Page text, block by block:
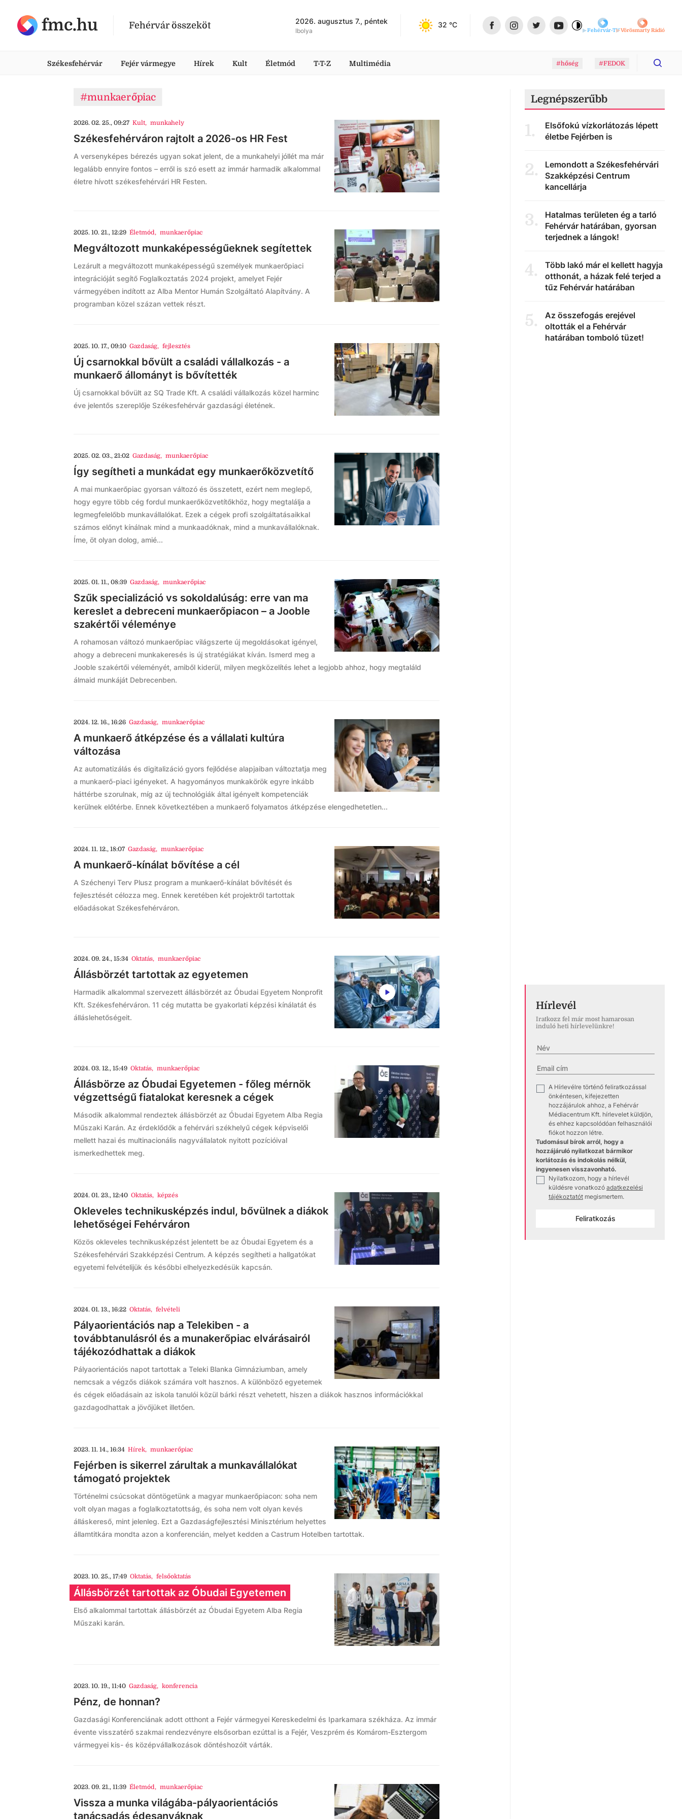
fmc.hu Fehérvár összeköt 2026. augusztus 7., péntek
Ibolya
32 °C
Fehérvár-TVVörösmarty Rádió
Székesfehérvár Fejér vármegye Hírek Kult Életmód T-T-Z Multimédia #hőség #FEDOK
#munkaerőpiac
2026. 02. 25., 09:27 Kult, munkahely
Székesfehérváron rajtolt a 2026-os HR Fest
A versenyképes bérezés ugyan sokat jelent, de a munkahelyi jóllét ma már
legalább ennyire fontos – erről is szó esett az immár harmadik alkalommal
életre hívott székesfehérvári HR Festen.
2025. 10. 21., 12:29 Életmód, munkaerőpiac
Megváltozott munkaképességűeknek segítettek
Lezárult a megváltozott munkaképességű személyek munkaerőpiaci
integrációját segítő Foglalkoztatás 2024 projekt, amelyet Fejér
vármegyében indított az Alba Mentor Humán Szolgáltató Alapítvány. A
programban közel százan vettek részt.
2025. 10. 17., 09:10 Gazdaság, fejlesztés
Új csarnokkal bővült a családi vállalkozás - a
munkaerő állományt is bővítették
Új csarnokkal bővült az SQ Trade Kft. A családi vállalkozás közel harminc
éve jelentős szereplője Székesfehérvár gazdasági életének.
2025. 02. 03., 21:02 Gazdaság, munkaerőpiac
Így segítheti a munkádat egy munkaerőközvetítő
A mai munkaerőpiac gyorsan változó és összetett, ezért nem meglepő,
hogy egyre több cég fordul munkaerőközvetítőkhöz, hogy megtalálja a
legmegfelelőbb munkavállalókat. Ezek a cégek profi szolgáltatásaikkal
számos előnyt kínálnak mind a munkaadóknak, mind a munkavállalóknak.
Íme, öt olyan dolog, amié...
2025. 01. 11., 08:39 Gazdaság, munkaerőpiac
Szűk specializáció vs sokoldalúság: erre van ma
kereslet a debreceni munkaerőpiacon – a Jooble
szakértői véleménye
A rohamosan változó munkaerőpiac világszerte új megoldásokat igényel,
ahogy a debreceni munkakeresés is új stratégiákat kíván. Ismerd meg a
Jooble szakértői véleményét, amiből kiderül, milyen megközelítés lehet a legjobb ahhoz, hogy megtaláld
álmaid munkáját Debrecenben.
2024. 12. 16., 16:26 Gazdaság, munkaerőpiac
A munkaerő átképzése és a vállalati kultúra
változása
Az automatizálás és digitalizáció gyors fejlődése alapjaiban változtatja meg
a munkaerő-piaci igényeket. A hagyományos munkakörök egyre inkább
háttérbe szorulnak, míg az új technológiák által igényelt kompetenciák
kerülnek előtérbe. Ennek következtében a munkaerő folyamatos átképzése elengedhetetlen...
2024. 11. 12., 18:07 Gazdaság, munkaerőpiac
A munkaerő-kínálat bővítése a cél
A Széchenyi Terv Plusz program a munkaerő-kínálat bővítését és
fejlesztését célozza meg. Ennek keretében két projektről tartottak
előadásokat Székesfehérváron.
2024. 09. 24., 15:34 Oktatás, munkaerőpiac
Állásbörzét tartottak az egyetemen
Harmadik alkalommal szervezett állásbörzét az Óbudai Egyetem Nonprofit
Kft. Székesfehérváron. 11 cég mutatta be gyakorlati képzési kínálatát és
álláslehetőségeit.
2024. 03. 12., 15:49 Oktatás, munkaerőpiac
Állásbörze az Óbudai Egyetemen - főleg mérnök
végzettségű fiatalokat keresnek a cégek
Második alkalommal rendeztek állásbörzét az Óbudai Egyetem Alba Regia
Műszaki Karán. Az érdeklődők a fehérvári székhelyű cégek képviselői
mellett hazai és multinacionális nagyvállalatok nyitott pozícióival
ismerkedhettek meg.
2024. 01. 23., 12:40 Oktatás, képzés
Okleveles technikusképzés indul, bővülnek a diákok
lehetőségei Fehérváron
Közös okleveles technikusképzést jelentett be az Óbudai Egyetem és a
Székesfehérvári Szakképzési Centrum. A képzés segítheti a hallgatókat
egyetemi felvételijük és későbbi elhelyezkedésük kapcsán.
2024. 01. 13., 16:22 Oktatás, felvételi
Pályaorientációs nap a Telekiben - a
továbbtanulásról és a munakerőpiac elvárásairól
tájékozódhattak a diákok
Pályaorientációs napot tartottak a Teleki Blanka Gimnáziumban, amely
nemcsak a végzős diákok számára volt hasznos. A különböző egyetemek
és cégek előadásain az iskola tanulói közül bárki részt vehetett, hiszen a diákok hasznos információkkal
gazdagodhattak a jövőjüket illetően.
2023. 11. 14., 16:34 Hírek, munkaerőpiac
Fejérben is sikerrel zárultak a munkavállalókat
támogató projektek
Történelmi csúcsokat döntögetünk a magyar munkaerőpiacon: soha nem
volt olyan magas a foglalkoztatottság, és soha nem volt olyan kevés
álláskereső, mint jelenleg. Ezt a Gazdaságfejlesztési Minisztérium helyettes
államtitkára mondta azon a konferencián, melyet kedden a Castrum Hotelben tartottak.
2023. 10. 25., 17:49 Oktatás, felsőoktatás
Állásbörzét tartottak az Óbudai Egyetemen
Első alkalommal tartottak állásbörzét az Óbudai Egyetem Alba Regia
Műszaki karán.
2023. 10. 19., 11:40 Gazdaság, konferencia
Pénz, de honnan?
Gazdasági Konferenciának adott otthont a Fejér vármegyei Kereskedelmi és Iparkamara székháza. Az immár
évente visszatérő szakmai rendezvényre elsősorban ezúttal is a Fejér, Veszprém és Komárom-Esztergom
vármegyei kis- és középvállalkozások döntéshozóit várták.
2023. 09. 21., 11:39 Életmód, munkaerőpiac
Vissza a munka világába-pályaorientációs
tanácsadás édesanyáknak
Legnépszerűbb
1.
Elsőfokú vízkorlátozás lépett
életbe Fejérben is
2.
Lemondott a Székesfehérvári
Szakképzési Centrum
kancellárja
3.
Hatalmas területen ég a tarló
Fehérvár határában, gyorsan
terjednek a lángok!
4.
Több lakó már el kellett hagyja
otthonát, a házak felé terjed a
tűz Fehérvár határában
5.
Az összefogás erejével
oltották el a Fehérvár
határában tomboló tüzet!
Hírlevél
Iratkozz fel már most hamarosan
induló heti hírlevelünkre!
A Hírlevélre történő feliratkozással
önkéntesen, kifejezetten
hozzájárulok ahhoz, a Fehérvár
Médiacentrum Kft. hírlevelet küldjön,
és ehhez kapcsolódóan felhasználói
fiókot hozzon létre.
Tudomásul bírok arról, hogy a
hozzájáruló nyilatkozat bármikor
korlátozás és indokolás nélkül,
ingyenesen visszavonható.
Nyilatkozom, hogy a hírlevél
küldésre vonatkozó adatkezelési
tájékoztatót megismertem.
Feliratkozás